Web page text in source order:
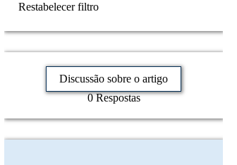
Restabelecer filtro
Discussão sobre o artigo
0 Respostas